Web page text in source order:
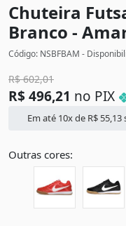
Chuteira
Branco -
Código: NSBFBAM -
R$602,01
R$ 496,21 no PIX
Em até 10x de R$ 55,13
Outras cores: